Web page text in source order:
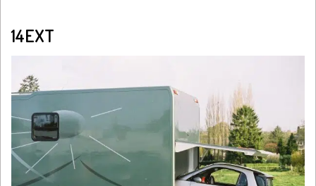
14EXT